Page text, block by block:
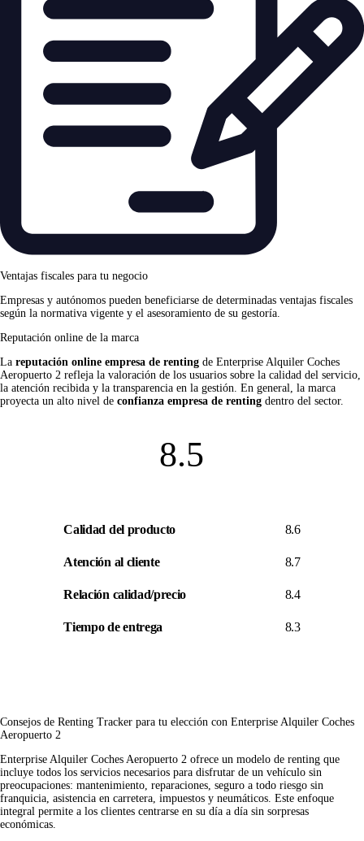
Ventajas fiscales para tu negocio
Empresas y autónomos pueden beneficiarse de determinadas ventajas fiscales
según la normativa vigente y el asesoramiento de su gestoría.
Reputación online de la marca
La reputación online empresa de renting de Enterprise Alquiler Coches
Aeropuerto 2 refleja la valoración de los usuarios sobre la calidad del servicio,
la atención recibida y la transparencia en la gestión. En general, la marca
proyecta un alto nivel de confianza empresa de renting dentro del sector.
8.5
Calidad del producto 8.6
Atención al cliente 8.7
Relación calidad/precio 8.4
Tiempo de entrega 8.3
Consejos de Renting Tracker para tu elección con Enterprise Alquiler Coches
Aeropuerto 2
Enterprise Alquiler Coches Aeropuerto 2 ofrece un modelo de renting que
incluye todos los servicios necesarios para disfrutar de un vehículo sin
preocupaciones: mantenimiento, reparaciones, seguro a todo riesgo sin
franquicia, asistencia en carretera, impuestos y neumáticos. Este enfoque
integral permite a los clientes centrarse en su día a día sin sorpresas
económicas.